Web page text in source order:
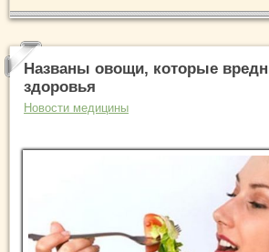
Названы овощи, которые
здоровья
Новости медицины